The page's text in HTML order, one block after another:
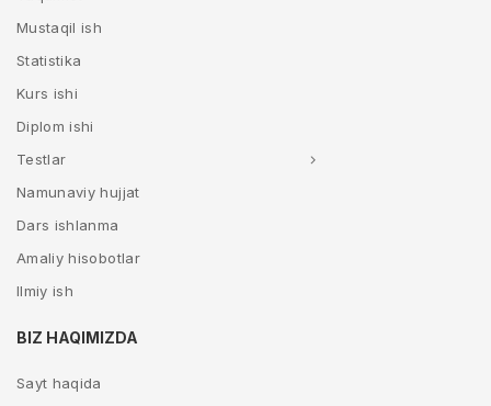
Mustaqil ish
Statistika
Kurs ishi
Diplom ishi
Testlar
Namunaviy hujjat
Dars ishlanma
Amaliy hisobotlar
Ilmiy ish
BIZ HAQIMIZDA
Sayt haqida